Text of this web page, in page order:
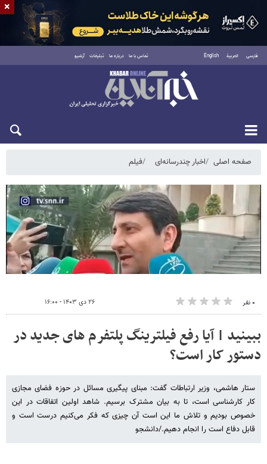
فارسی العربية English تماس با ما درباره ما تبلیغات آرشیو
پنجشنبه ۱۵ مرداد ۱۴۰۵
صفحه اصلی اخبار چندرسانه‌ای فیلم
۰ نفر ۲۶ دی ۱۴۰۳ - ۱۶:۰۰
ببینید | آیا رفع فیلترینگ پلتفرم های جدید در
دستور کار است؟
ستار هاشمی، وزیر ارتباطات گفت: مبنای پیگیری مسائل در حوزه فضای مجازی
کار کارشناسی است، تا به بیان مشترک برسیم. شاهد اولین اتفاقات در این
خصوص بودیم و تلاش ما این است آن چیزی که فکر می‌کنیم درست است و
قابل دفاع است را انجام دهیم./دانشجو
×